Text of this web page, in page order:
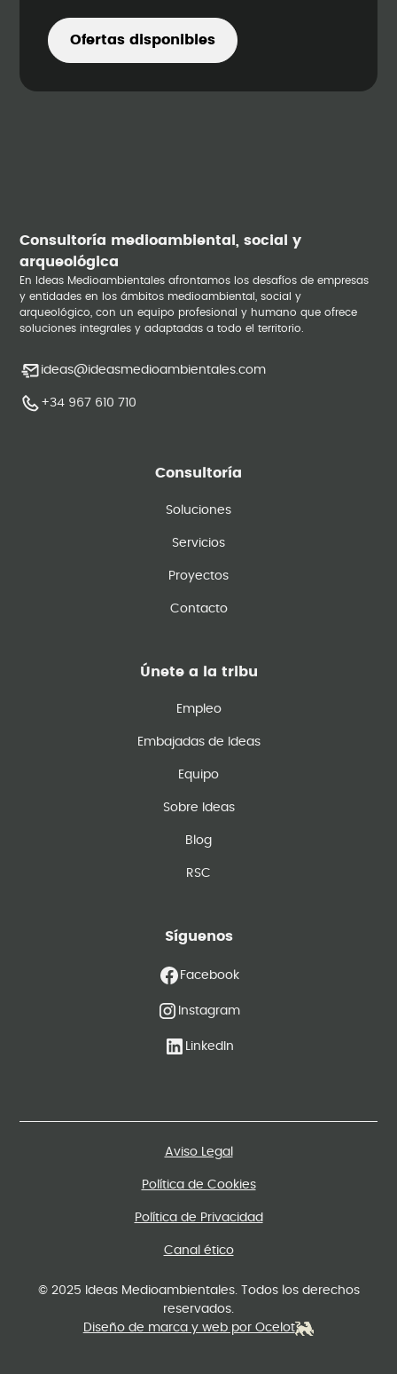
Ofertas disponibles
Consultoría medioambiental, social y
arqueológica
En Ideas Medioambientales afrontamos los desafíos de empresas
y entidades en los ámbitos medioambiental, social y
arqueológico, con un equipo profesional y humano que ofrece
soluciones integrales y adaptadas a todo el territorio.
ideas@ideasmedioambientales.com
+34 967 610 710
Consultoría
Soluciones
Servicios
Proyectos
Contacto
Únete a la tribu
Empleo
Embajadas de Ideas
Equipo
Sobre Ideas
Blog
RSC
Síguenos
Facebook
Instagram
LinkedIn
© 2025 Ideas Medioambientales. Todos los derechos
reservados.
Diseño de marca y web por Ocelot
Aviso Legal
Política de Cookies
Política de Privacidad
Canal ético